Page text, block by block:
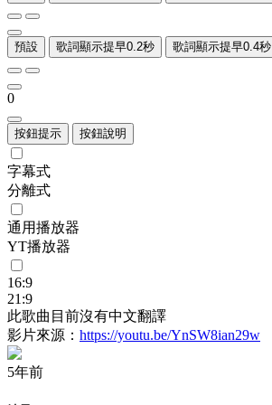
預設 歌詞顯示提早0.2秒 歌詞顯示提早0.4秒
0
按鈕提示 按鈕說明
字幕式
分離式
通用播放器
YT播放器
16:9
21:9
此歌曲目前沒有中文翻譯
影片來源： https://youtu.be/YnSW8ian29w
5年前